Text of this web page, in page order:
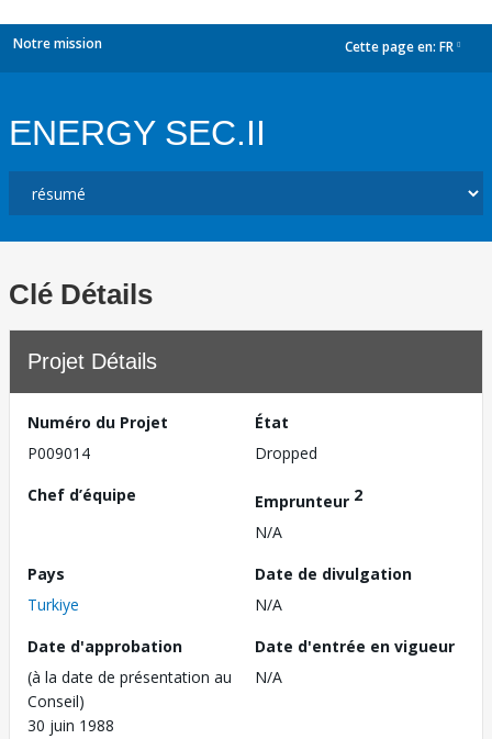
Notre mission Cette page en: FR
ENERGY SEC.II
Clé Détails
Projet Détails
Numéro du Projet
P009014
État
Dropped
Chef d’équipe
Emprunteur 2
N/A
Pays
Turkiye
Date de divulgation
N/A
Date d'approbation
(à la date de présentation au
Conseil)
30 juin 1988
Date d'entrée en vigueur
N/A